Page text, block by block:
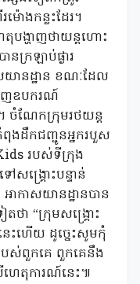
ោងកន្លះដែរ។
បង្ហាញថាយន្តហោះ
ក្រឡាប់ផ្ងារ
យានដ្ឋាន ខណៈដែល
ាញឧបករណ៍
ចំណែកក្រុមរថយន្ត
ពុងដឹកជញ្ជូនអ្នករបួស
របស់ទីក្រុង
ង្រ្គោះបន្ទាន់
ាកាសយានដ្ឋានបាន
ថា “ក្រុមសង្គ្រោះ
េះហើយ ដូច្នេះសូមកុំ
បស់ពួកគេ ពួកគេនឹង
ហេតុការណ៍នេះ៕